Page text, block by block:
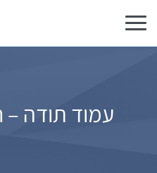
تبديل
التنقل
עמוד תודה